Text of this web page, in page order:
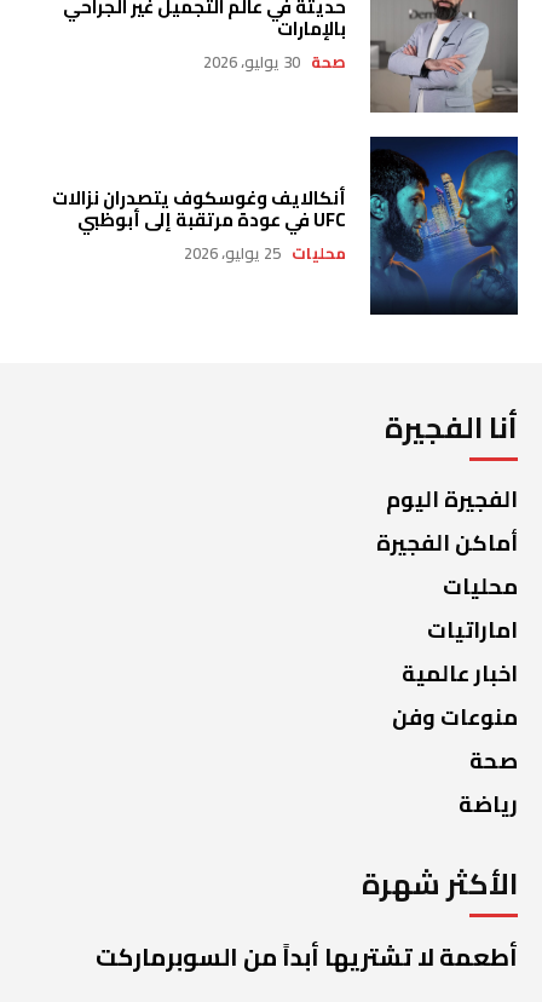
بالإمارات
صحة 30 يوليو، 2026
أنكالايف وغوسكوف يتصدران نزالات
UFC في عودة مرتقبة إلى أبوظبي
محليات 25 يوليو، 2026
أنا الفجيرة
الفجيرة اليوم
أماكن الفجيرة
محليات
اماراتيات
اخبار عالمية
منوعات وفن
صحة
رياضة
الأكثر شهرة
أطعمة لا تشتريها أبداً من السوبرماركت